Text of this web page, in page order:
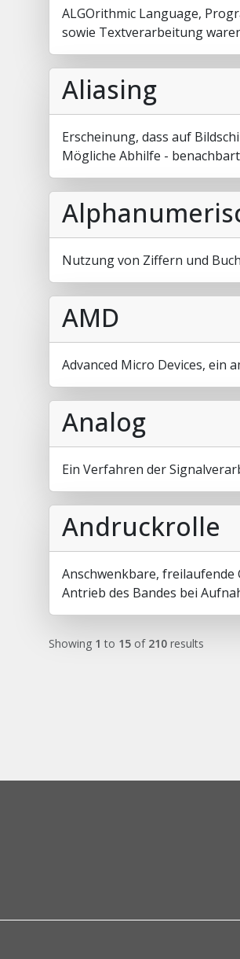
ALGOrithmic Language,
sowie Textverarbeitung
Aliasing
Erscheinung, dass auf
Mögliche Abhilfe -
Nutzung von Ziffern und
AMD
Advanced Micro Devices, ein
Analog
Ein Verfahren der
Andruckrolle
Anschwenkbare,
Antrieb des Bandes bei
Showing 1 to 15 of 210 results